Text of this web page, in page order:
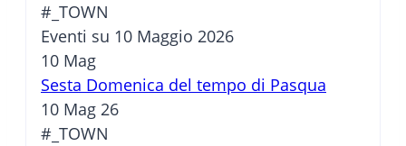
#_TOWN
Eventi su 10 Maggio 2026
10 Mag
Sesta Domenica del tempo di Pasqua
10 Mag 26
#_TOWN